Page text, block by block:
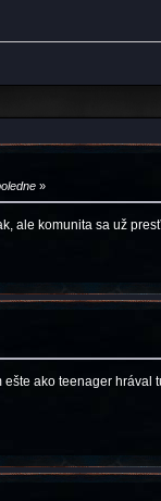
»
ale komunita sa už
ako teenager